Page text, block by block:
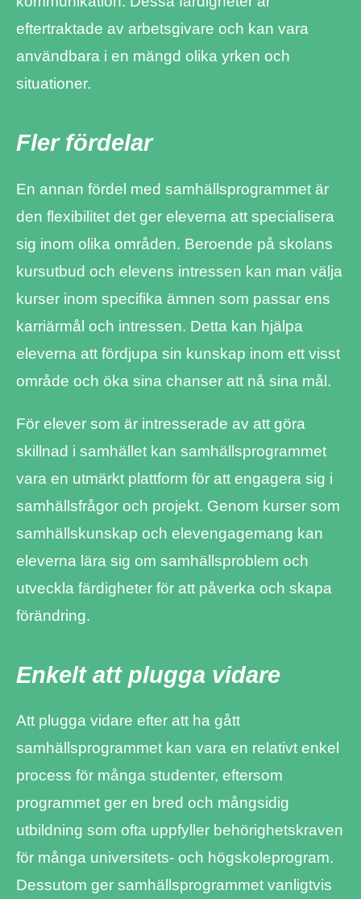
eftertraktade av arbetsgivare och kan vara
användbara i en mängd olika yrken och
situationer.
Fler fördelar
En annan fördel med samhällsprogrammet är
den flexibilitet det ger eleverna att specialisera
sig inom olika områden. Beroende på skolans
kursutbud och elevens intressen kan man välja
kurser inom specifika ämnen som passar ens
karriärmål och intressen. Detta kan hjälpa
eleverna att fördjupa sin kunskap inom ett visst
område och öka sina chanser att nå sina mål.
För elever som är intresserade av att göra
skillnad i samhället kan samhällsprogrammet
vara en utmärkt plattform för att engagera sig i
samhällsfrågor och projekt. Genom kurser som
samhällskunskap och elevengagemang kan
eleverna lära sig om samhällsproblem och
utveckla färdigheter för att påverka och skapa
förändring.
Enkelt att plugga vidare
Att plugga vidare efter att ha gått
samhällsprogrammet kan vara en relativt enkel
process för många studenter, eftersom
programmet ger en bred och mångsidig
utbildning som ofta uppfyller behörighetskraven
för många universitets- och högskoleprogram.
Dessutom ger samhällsprogrammet vanligtvis